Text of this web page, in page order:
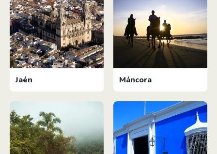
Jaén Máncora